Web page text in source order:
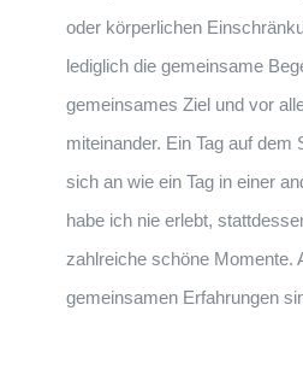
oder körperlichen
lediglich die gemeinsame
gemeinsames Ziel und vor
miteinander. Ein Tag auf dem
sich an wie ein Tag in einer
habe ich nie erlebt,
zahlreiche schöne Momente.
gemeinsamen Erfahrungen